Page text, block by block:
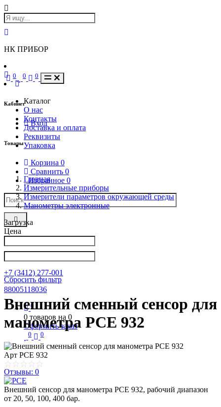
НК ПРИБОР
Кабинет
Вход
Товары
Корзина 0
Сравнить 0
Избранное 0
Написать в Телеграм
+7 (3412) 277-001
88005118036
0
0 товаров на 0
Оформить заказ
0 0
0 0 0
Каталог
О нас
Контакты
Доставка и оплата
Реквизиты
Упаковка
Главная
Измерительные приборы
Измерители параметров окружающей среды
Манометры электронные
Загрузка
Цена
Сбросить фильтр
Внешний сменный сенсор для
манометра PCE 932
Арт PCE 932
Отзывы: 0
Внешний сенсор для манометра PCE 932, рабочий диапазон
от 20, 50, 100, 400 бар.